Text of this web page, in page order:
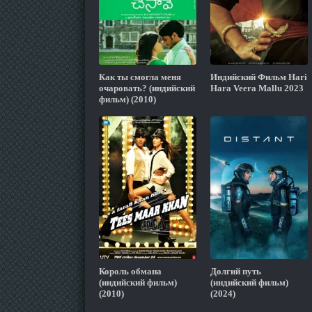
Как ты смогла меня
очаровать? (индийский
фильм) (2010)
Индийский Фильм Hari
Hara Veera Mallu 2023
Король обмана
(индийский фильм)
(2010)
Долгий путь
(индийский фильм)
(2024)